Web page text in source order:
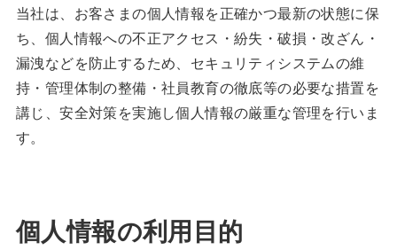
当社は、お客さまの個人情報を正確かつ最新の状態に保
ち、個人情報への不正アクセス・紛失・破損・改ざん・
漏洩などを防止するため、セキュリティシステムの維
持・管理体制の整備・社員教育の徹底等の必要な措置を
講じ、安全対策を実施し個人情報の厳重な管理を行いま
す。
個人情報の利用目的